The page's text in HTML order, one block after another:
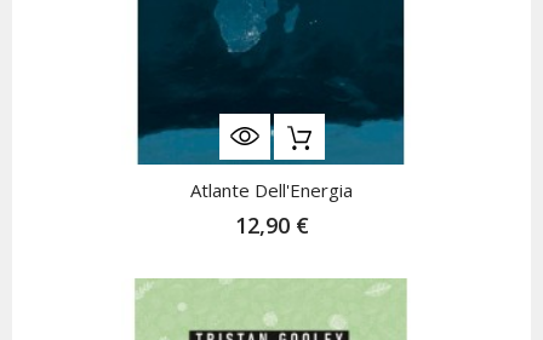
Atlante Dell'Energia
12,90 €